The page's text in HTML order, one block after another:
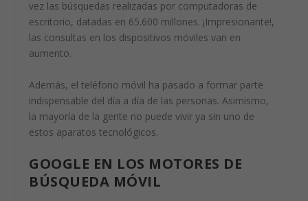
vez las búsquedas realizadas por computadoras de
escritorio, datadas en 65.600 millones. ¡Impresionante!,
las consultas en los dispositivos móviles van en
aumento.
Además, el teléfono móvil ha pasado a formar parte
indispensable del día a día de las personas. Asimismo,
la mayoría de la gente no puede vivir ya sin uno de
estos aparatos tecnológicos.
GOOGLE EN LOS MOTORES DE
BÚSQUEDA MÓVIL